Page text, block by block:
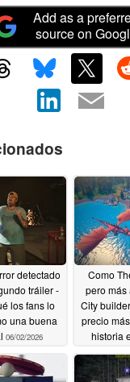
Add as a
source on
detectado
tráiler -
los fans lo
una buena
06/02/2026
Como
pero más
City
precio
historia
06/